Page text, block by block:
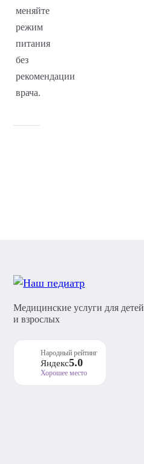
меняйте
режим
питания
без
рекомендации
врача.
Медицинские услуги для детей
и взрослых
Народный рейтинг
Яндекс5.0
Хорошее место